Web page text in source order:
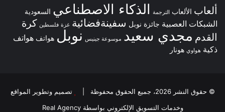
ألعاب الألعاب الترجمة الذكاء الاصطناعي السعودية
الشبكات العصبية جائزة نوبل سفينةفضائية غزة فلسطين كرة
القدم مجدي سعيد موسوعة جينيس نوبل هواتف هواتف
ذكية هواوي هونار
© حقوق النشر 2026، جميع الحقوق محفوظة |
تصميم وتطوير المواقع
وخدمات التسويق الإلكتروني بواسطة Real Agency